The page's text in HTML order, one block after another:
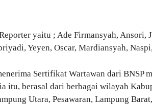
yaitu ; Ade Firmansyah, Ansori,
Yeyen, Oscar, Mardiansyah,
Sertifikat Wartawan dari BNSP
itu, berasal dari berbagai wilayah
Utara, Pesawaran, Lampung